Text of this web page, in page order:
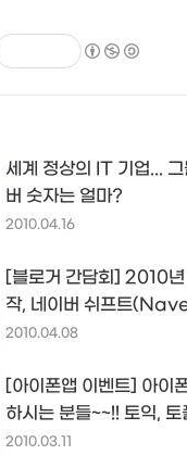
세계 정상의 IT 기업...
버 숫자는 얼마?
2010.04.16
[블로거 간담회] 2010년
작, 네이버 쉬프트
2010...
2010.04.08
[아이폰앱 이벤트] 아이
하시는 분들~~!! 토익,
2010.03.11